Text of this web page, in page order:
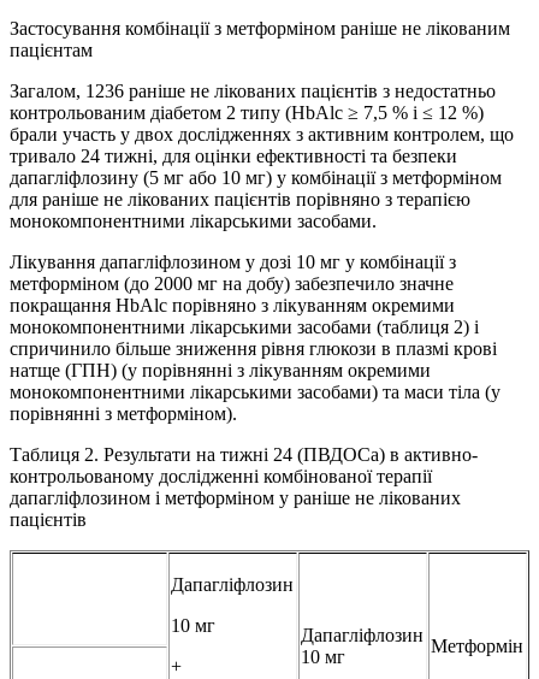
Застосування комбінації з метформіном раніше не лікованим
пацієнтам
Загалом, 1236 раніше не лікованих пацієнтів з недостатньо
контрольованим діабетом 2 типу (HbAlc ≥ 7,5 % і ≤ 12 %)
брали участь у двох дослідженнях з активним контролем, що
тривало 24 тижні, для оцінки ефективності та безпеки
дапагліфлозину (5 мг або 10 мг) у комбінації з метформіном
для раніше не лікованих пацієнтів порівняно з терапією
монокомпонентними лікарськими засобами.
Лікування дапагліфлозином у дозі 10 мг у комбінації з
метформіном (до 2000 мг на добу) забезпечило значне
покращання HbAlc порівняно з лікуванням окремими
монокомпонентними лікарськими засобами (таблиця 2) і
спричинило більше зниження рівня глюкози в плазмі крові
натще (ГПН) (у порівнянні з лікуванням окремими
монокомпонентними лікарськими засобами) та маси тіла (у
порівнянні з метформіном).
Таблиця 2. Результати на тижні 24 (ПВДОСа) в активно-
контрольованому дослідженні комбінованої терапії
дапагліфлозином і метформіном у раніше не лікованих
пацієнтів
Дапагліфлозин
10 мг
+
Дапагліфлозин
10 мг
Метформін